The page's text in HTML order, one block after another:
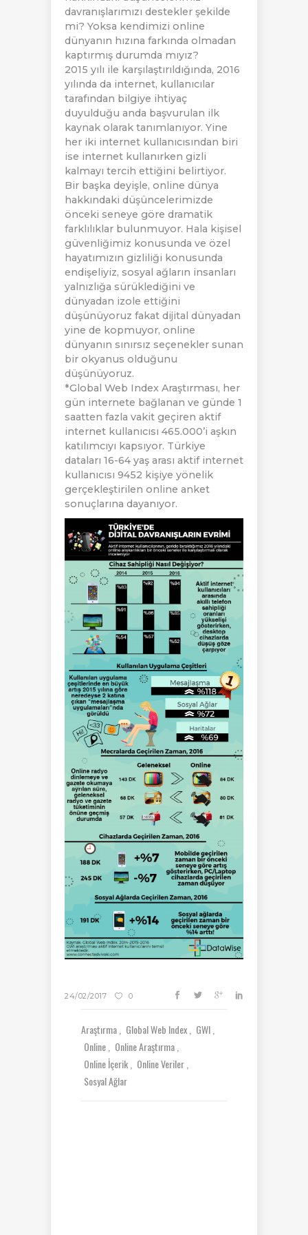
davranışlarımızı destekler şekilde
mi? Yoksa kendimizi online
dünyanın hızına farkında olmadan
kaptırmış durumda mıyız?
2015 yılı ile karşılaştırıldığında, 2016
yılında da internet, kullanıcılar
tarafından bilgiye ihtiyaç
duyulduğu anda başvurulan ilk
kaynak olarak tanımlanıyor. Yine
her iki internet kullanıcısından biri
ise internet kullanırken gizli
kalmayı tercih ettiğini belirtiyor.
Bir başka deyişle, online dünya
hakkındaki düşüncelerimizde
önceki seneye göre dramatik
farklılıklar bulunmuyor. Hala kişisel
güvenliğimiz konusunda ve özel
hayatımızın gizliliği konusunda
endişeliyiz, sosyal ağların insanları
yalnızlığa sürüklediğini ve
dünyadan izole ettiğini
düşünüyoruz fakat dijital dünyadan
yine de kopmuyor, online
dünyanın sınırsız seçenekler sunan
bir okyanus olduğunu
düşünüyoruz.
*Global Web Index Araştırması, her
gün internete bağlanan ve günde 1
saatten fazla vakit geçiren aktif
internet kullanıcısı 465.000’i aşkın
katılımcıyı kapsıyor. Türkiye
dataları 16-64 yaş arası aktif internet
kullanıcısı 9452 kişiye yönelik
gerçekleştirilen online anket
sonuçlarına dayanıyor.
24/02/2017 0
Araştırma Global Web Index
GWI
Online
Online Araştırma
Online İçerik
Online Veriler
Sosyal Ağlar